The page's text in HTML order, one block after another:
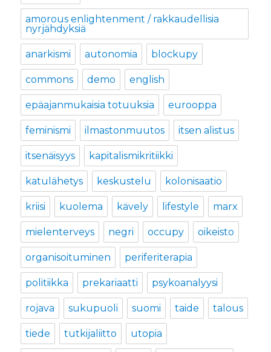
amorous enlightenment / rakkaudellisia
nyrjähdyksiä
anarkismi autonomia blockupy
commons demo english
epäajanmukaisia totuuksia eurooppa
feminismi ilmastonmuutos itsen alistus
itsenäisyys kapitalismikritiikki
katulähetys keskustelu kolonisaatio
kriisi kuolema kävely lifestyle marx
mielenterveys negri occupy oikeisto
organisoituminen periferiterapia
politiikka prekariaatti psykoanalyysi
rojava sukupuoli suomi taide talous
tiede tutkijaliitto utopia